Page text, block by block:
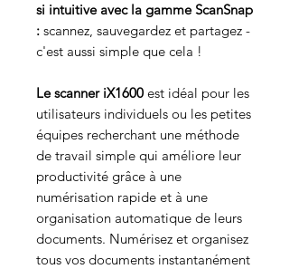
si intuitive avec la gamme ScanSnap
: scannez, sauvegardez et partagez -
c'est aussi simple que cela !
Le scanner iX1600 est idéal pour les
utilisateurs individuels ou les petites
équipes recherchant une méthode
de travail simple qui améliore leur
productivité grâce à une
numérisation rapide et à une
organisation automatique de leurs
documents. Numérisez et organisez
tous vos documents instantanément